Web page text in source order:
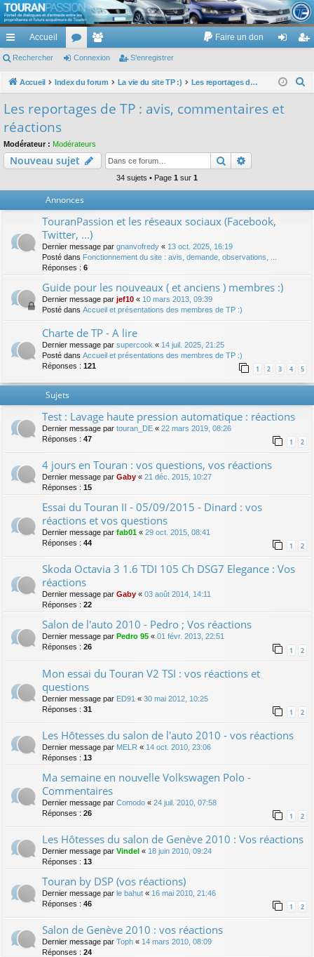
TouranPassion
Le forum des propriétaires ou futurs acquéreurs du Volkswagen Touran
cc
ès
pi
de
Accueil
or
u
e
m
Faire un don
ne nr
Rechercher Connexion S’enregistrer
Accueil Index du forum La vie du site TP :) Les reportages de TP : avis, commentaires et réactions
h
Les reportages de TP : avis, commentaires et
réactions
Modérateur : Modérateurs
Nouveau sujet Rechercher
34 sujets • Page 1 sur 1
Annonces
TouranPassion et les réseaux sociaux (Facebook,
Twitter, ...)
Dernier message par gnanvofredy « 13 oct. 2025, 16:19
Posté dans Fonctionnement du site : avis, demande, observations, ...
Réponses : 6
Guide pour les nouveaux ( et anciens ) membres :)
Dernier message par jef10 « 10 mars 2013, 09:39
Posté dans Accueil et présentations des membres de TP :)
Charte de TP - A lire
Dernier message par supercook « 14 juil. 2025, 21:25
Posté dans Accueil et présentations des membres de TP :)
Réponses : 121 1 2 3 4 5
Sujets
Test : Lavage haute pression automatique : réactions
Dernier message par touran_DE « 22 mars 2019, 08:26
Réponses : 47 1 2
4 jours en Touran : vos questions, vos réactions
Dernier message par Gaby « 21 déc. 2015, 10:27
Réponses : 15
Essai du Touran II - 05/09/2015 - Dinard : vos
réactions et vos questions
Dernier message par fab01 « 29 oct. 2015, 08:41
Réponses : 44 1 2
Skoda Octavia 3 1.6 TDI 105 Ch DSG7 Elegance : Vos
réactions
Dernier message par Gaby « 03 août 2014, 14:11
Réponses : 22
Salon de l'auto 2010 - Pedro ; Vos réactions
Dernier message par Pedro 95 « 01 févr. 2013, 22:51
Réponses : 26 1 2
Mon essai du Touran V2 TSI : vos réactions et
questions
Dernier message par ED91 « 30 mai 2012, 10:25
Réponses : 31 1 2
Les Hôtesses du salon de l'auto 2010 - vos réactions
Dernier message par MELR « 14 oct. 2010, 23:06
Réponses : 13
Ma semaine en nouvelle Volkswagen Polo -
Commentaires
Dernier message par Comodo « 24 juil. 2010, 07:58
Réponses : 26 1 2
Les Hôtesses du salon de Genève 2010 : Vos réactions
Dernier message par Vindel « 18 juin 2010, 09:24
Réponses : 13
Touran by DSP (vos réactions)
Dernier message par le bahut « 16 mai 2010, 21:46
Réponses : 46 1 2
Salon de Genève 2010 : vos réactions
Dernier message par Toph « 14 mars 2010, 08:09
Réponses : 24